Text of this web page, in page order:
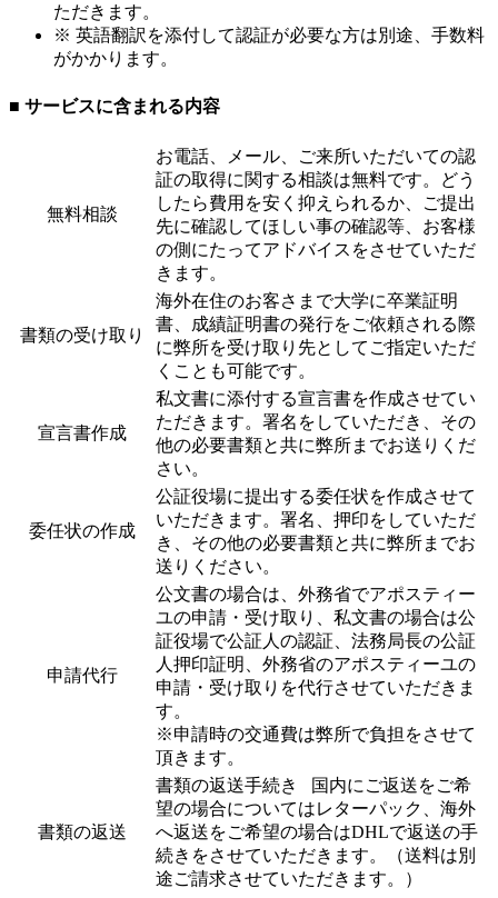
ただきます。
※ 英語翻訳を添付して認証が必要な方は別途、手数料
がかかります。
■ サービスに含まれる内容
無料相談
お電話、メール、ご来所いただいての認
証の取得に関する相談は無料です。どう
したら費用を安く抑えられるか、ご提出
先に確認してほしい事の確認等、お客様
の側にたってアドバイスをさせていただ
きます。
書類の受け取り
海外在住のお客さまで大学に卒業証明
書、成績証明書の発行をご依頼される際
に弊所を受け取り先としてご指定いただ
くことも可能です。
宣言書作成
私文書に添付する宣言書を作成させてい
ただきます。署名をしていただき、その
他の必要書類と共に弊所までお送りくだ
さい。
委任状の作成
公証役場に提出する委任状を作成させて
いただきます。署名、押印をしていただ
き、その他の必要書類と共に弊所までお
送りください。
申請代行
公文書の場合は、外務省でアポスティー
ユの申請・受け取り、私文書の場合は公
証役場で公証人の認証、法務局長の公証
人押印証明、外務省のアポスティーユの
申請・受け取りを代行させていただきま
す。
※申請時の交通費は弊所で負担をさせて
頂きます。
書類の返送
書類の返送手続き 国内にご返送をご希
望の場合についてはレターパック、海外
へ返送をご希望の場合はDHLで返送の手
続きをさせていただきます。（送料は別
途ご請求させていただきます。）